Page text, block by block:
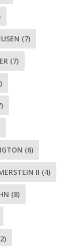
(7)
(7)
(6)
II (4)
(8)